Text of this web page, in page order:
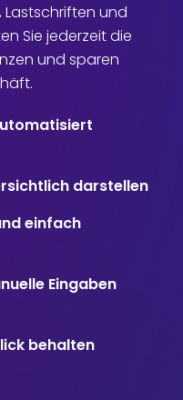
und
Sie jederzeit die
und sparen
darstellen
einfach
Eingaben
behalten